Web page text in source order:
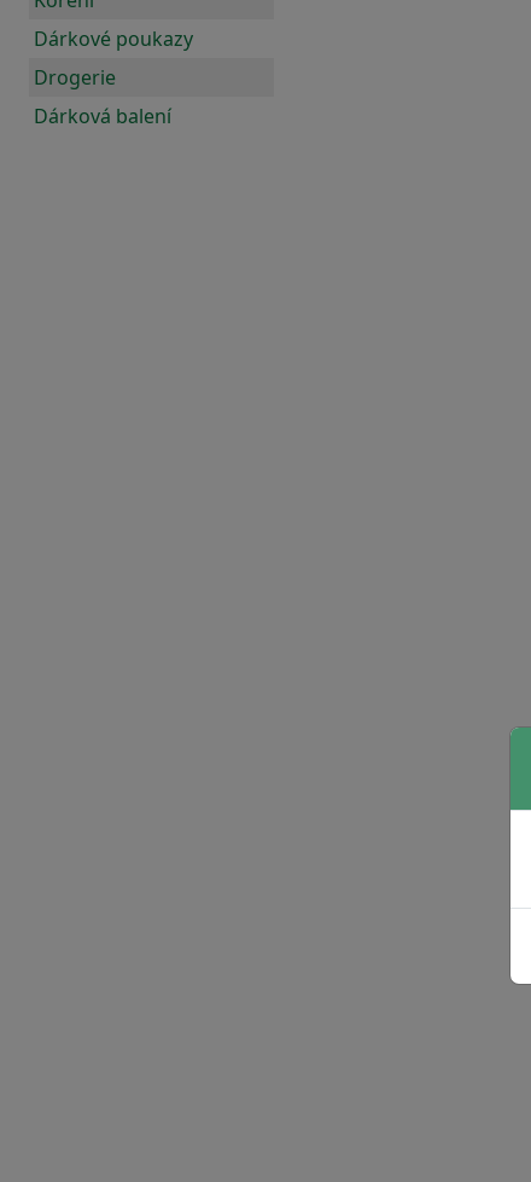
Dárkové poukazy
Drogerie
Dárková balení